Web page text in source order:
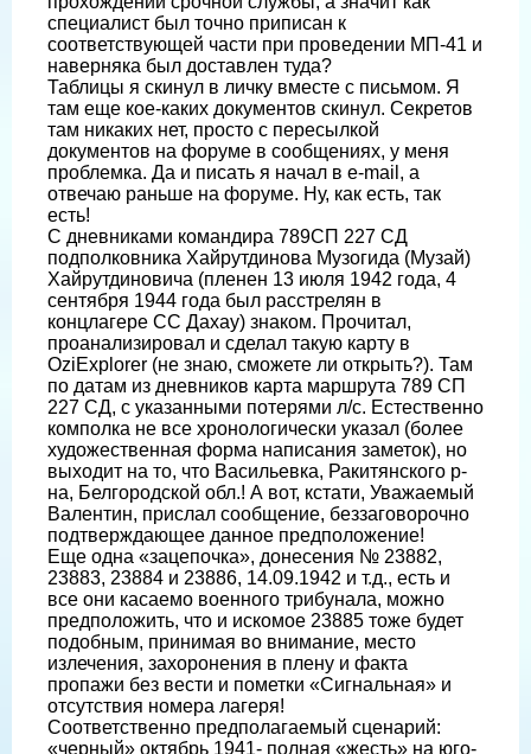
специалист был точно приписан к
соответствующей части при проведении МП-41 и
наверняка был доставлен туда?
Таблицы я скинул в личку вместе с письмом. Я
там еще кое-каких документов скинул. Секретов
там никаких нет, просто с пересылкой
документов на форуме в сообщениях, у меня
проблемка. Да и писать я начал в e-mail, а
отвечаю раньше на форуме. Ну, как есть, так
есть!
С дневниками командира 789СП 227 СД
подполковника Хайрутдинова Музогида (Музай)
Хайрутдиновича (пленен 13 июля 1942 года, 4
сентября 1944 года был расстрелян в
концлагере СС Дахау) знаком. Прочитал,
проанализировал и сделал такую карту в
OziExplorer (не знаю, сможете ли открыть?). Там
по датам из дневников карта маршрута 789 СП
227 СД, с указанными потерями л/с. Естественно
комполка не все хронологически указал (более
художественная форма написания заметок), но
выходит на то, что Васильевка, Ракитянского р-
на, Белгородской обл.! А вот, кстати, Уважаемый
Валентин, прислал сообщение, беззаговорочно
подтверждающее данное предположение!
Еще одна «зацепочка», донесения № 23882,
23883, 23884 и 23886, 14.09.1942 и т.д., есть и
все они касаемо военного трибунала, можно
предположить, что и искомое 23885 тоже будет
подобным, принимая во внимание, место
излечения, захоронения в плену и факта
пропажи без вести и пометки «Сигнальная» и
отсутствия номера лагеря!
Соответственно предполагаемый сценарий:
«черный» октябрь 1941- полная «жесть» на юго-